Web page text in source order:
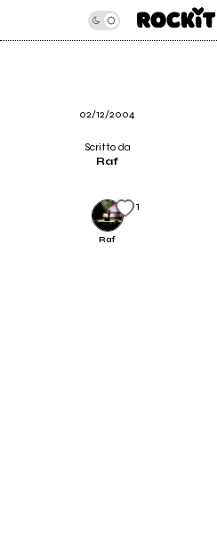
02/12/2004
Scritto da
Raf
Raf
1